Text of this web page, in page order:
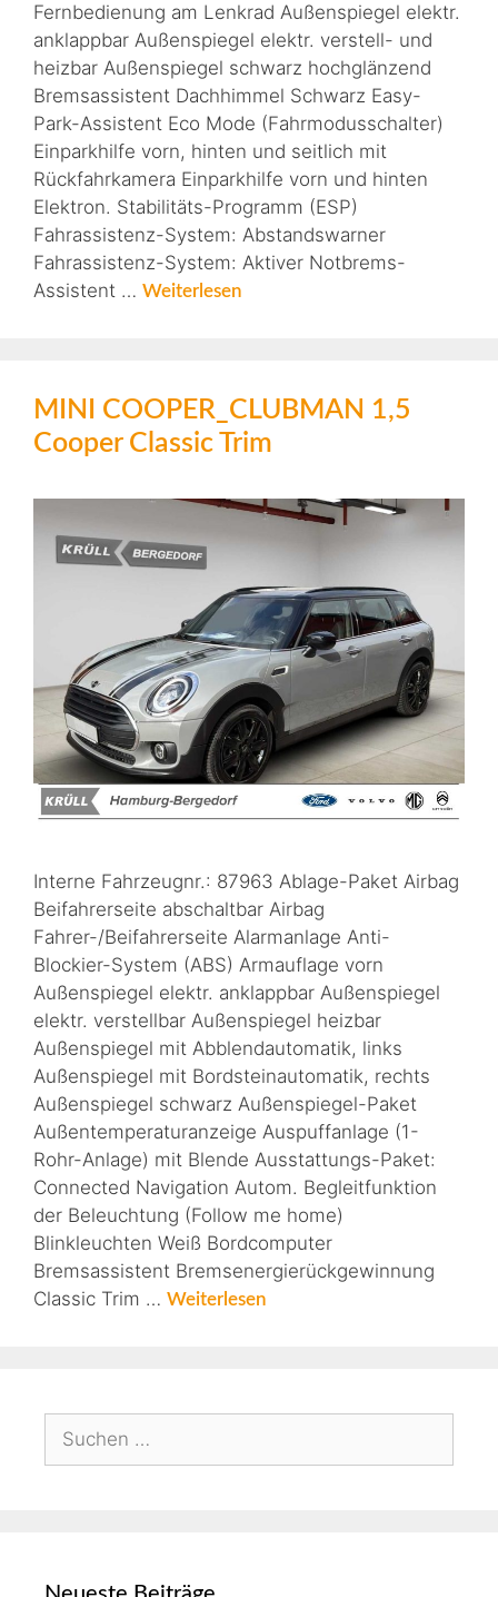
Fernbedienung am Lenkrad Außenspiegel elektr.
anklappbar Außenspiegel elektr. verstell- und
heizbar Außenspiegel schwarz hochglänzend
Bremsassistent Dachhimmel Schwarz Easy-
Park-Assistent Eco Mode (Fahrmodusschalter)
Einparkhilfe vorn, hinten und seitlich mit
Rückfahrkamera Einparkhilfe vorn und hinten
Elektron. Stabilitäts-Programm (ESP)
Fahrassistenz-System: Abstandswarner
Fahrassistenz-System: Aktiver Notbrems-
Assistent … Weiterlesen
MINI COOPER_CLUBMAN 1,5
Cooper Classic Trim
Interne Fahrzeugnr.: 87963 Ablage-Paket Airbag
Beifahrerseite abschaltbar Airbag
Fahrer-/Beifahrerseite Alarmanlage Anti-
Blockier-System (ABS) Armauflage vorn
Außenspiegel elektr. anklappbar Außenspiegel
elektr. verstellbar Außenspiegel heizbar
Außenspiegel mit Abblendautomatik, links
Außenspiegel mit Bordsteinautomatik, rechts
Außenspiegel schwarz Außenspiegel-Paket
Außentemperaturanzeige Auspuffanlage (1-
Rohr-Anlage) mit Blende Ausstattungs-Paket:
Connected Navigation Autom. Begleitfunktion
der Beleuchtung (Follow me home)
Blinkleuchten Weiß Bordcomputer
Bremsassistent Bremsenergierückgewinnung
Classic Trim … Weiterlesen